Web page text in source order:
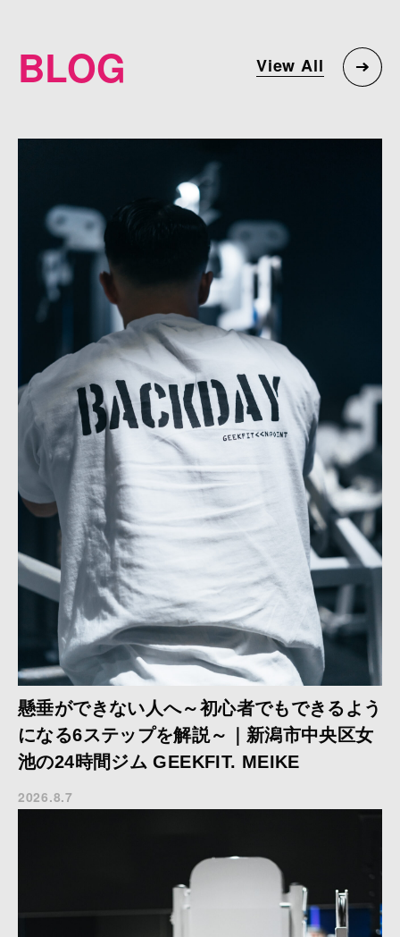
BLOG View All
懸垂ができない人へ～初心者でもできるよう
になる6ステップを解説～｜新潟市中央区女
池の24時間ジム GEEKFIT. MEIKE
2026.8.7